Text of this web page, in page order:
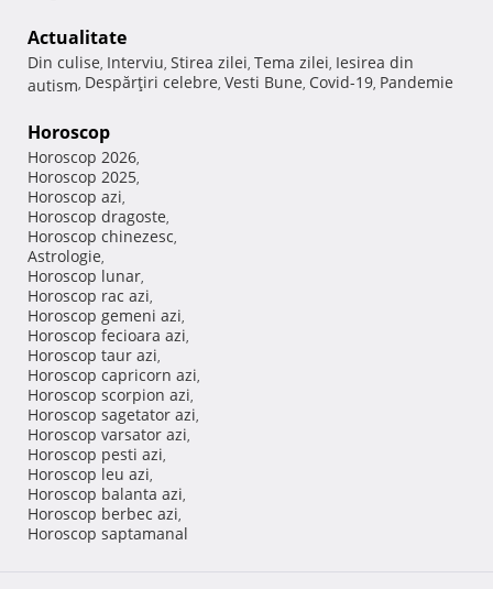
Actualitate
Din culise, Interviu, Stirea zilei, Tema zilei, Iesirea din
autism, Despărţiri celebre, Vesti Bune, Covid-19, Pandemie
Horoscop
Horoscop 2026,
Horoscop 2025,
Horoscop azi,
Horoscop dragoste,
Horoscop chinezesc,
Astrologie,
Horoscop lunar,
Horoscop rac azi,
Horoscop gemeni azi,
Horoscop fecioara azi,
Horoscop taur azi,
Horoscop capricorn azi,
Horoscop scorpion azi,
Horoscop sagetator azi,
Horoscop varsator azi,
Horoscop pesti azi,
Horoscop leu azi,
Horoscop balanta azi,
Horoscop berbec azi,
Horoscop saptamanal